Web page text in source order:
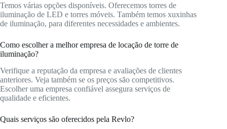
Temos várias opções disponíveis. Oferecemos torres de
iluminação de LED e torres móveis. Também temos xuxinhas
de iluminação, para diferentes necessidades e ambientes.
Como escolher a melhor empresa de locação de torre de
iluminação?
Verifique a reputação da empresa e avaliações de clientes
anteriores. Veja também se os preços são competitivos.
Escolher uma empresa confiável assegura serviços de
qualidade e eficientes.
Quais serviços são oferecidos pela Revlo?